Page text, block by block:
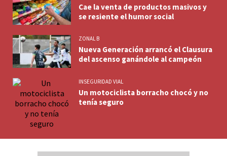
Cae la venta de productos masivos y
se resiente el humor social
ZONAL B
Nueva Generación arrancó el Clausura
del ascenso ganándole al campeón
INSEGURIDAD VIAL
Un motociclista borracho chocó y no
tenía seguro